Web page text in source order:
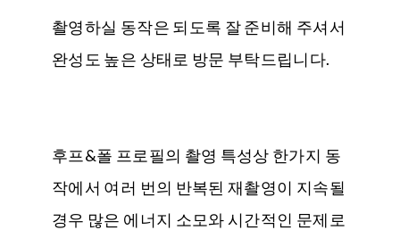
촬영하실 동작은 되도록 잘 준비해 주셔서
완성도 높은 상태로 방문 부탁드립니다.
후프&폴 프로필의 촬영 특성상 한가지 동
작에서 여러 번의 반복된 재촬영이 지속될
경우 많은 에너지 소모와 시간적인 문제로